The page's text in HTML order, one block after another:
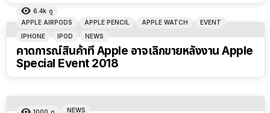
6.4k ดู
APPLE AIRPODS
APPLE PENCIL APPLE WATCH
EVENT
IPHONE
IPOD NEWS
คาดการณ์สินค้าที่ Apple อาจเลิกขายหลังงาน Apple
Special Event 2018
NEWS